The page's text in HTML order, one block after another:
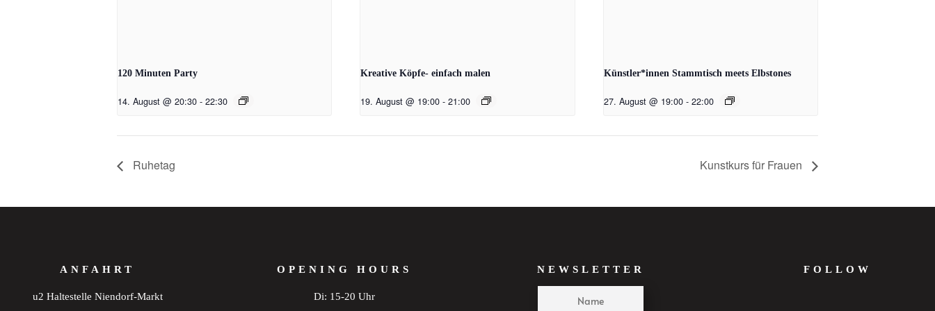
120 Minuten Party
14. August @ 20:30 - 22:30
Kreative Köpfe- einfach malen
19. August @ 19:00 - 21:00
Künstler*innen Stammtisch meets Elbstones
27. August @ 19:00 - 22:00
Ruhetag Kunstkurs für Frauen
ANFAHRT
u2 Haltestelle Niendorf-Markt
OPENING HOURS
Di: 15-20 Uhr
NEWSLETTER FOLLOW